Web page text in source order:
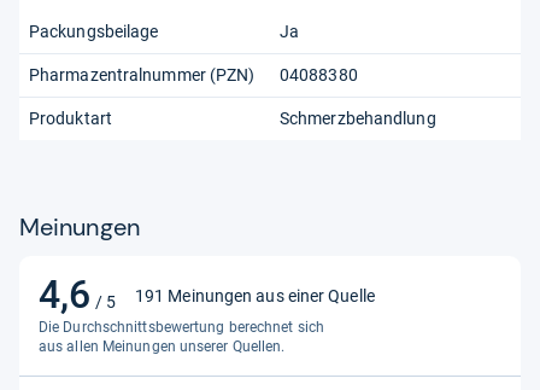
Packungsbeilage Ja
Pharmazentralnummer (PZN) 04088380
Produktart Schmerzbehandlung
Meinungen
4,6 / 5
4,6
von
5
Sternen
191 Meinungen aus einer Quelle
Die Durchschnittsbewertung berechnet sich
aus allen Meinungen unserer Quellen.